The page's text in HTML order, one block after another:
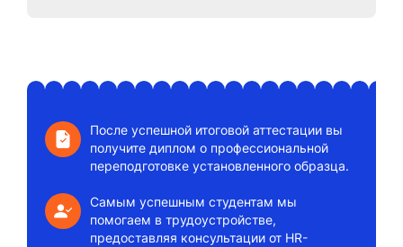
После успешной итоговой аттестации вы
получите диплом о профессиональной
переподготовке установленного образца.
Самым успешным студентам мы
помогаем в трудоустройстве,
предоставляя консультации от HR-